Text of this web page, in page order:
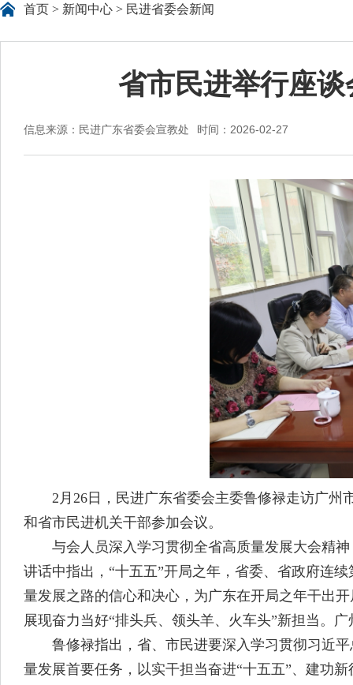
首页 > 新闻中心 > 民进省委会新闻
省市民进举行座
信息来源：民进广东省委会宣教处 时间：2026-02-27
2月26日，民进广东省委会主委鲁修禄走访广州
和省市民进机关干部参加会议。
与会人员深入学习贯彻全省高质量发展大会精神
讲话中指出，“十五五”开局之年，省委、省政府连
量发展之路的信心和决心，为广东在开局之年干出
展现奋力当好“排头兵、领头羊、火车头”新担当。
鲁修禄指出，省、市民进要深入学习贯彻习近平
量发展首要任务，以实干担当奋进“十五五”、建功